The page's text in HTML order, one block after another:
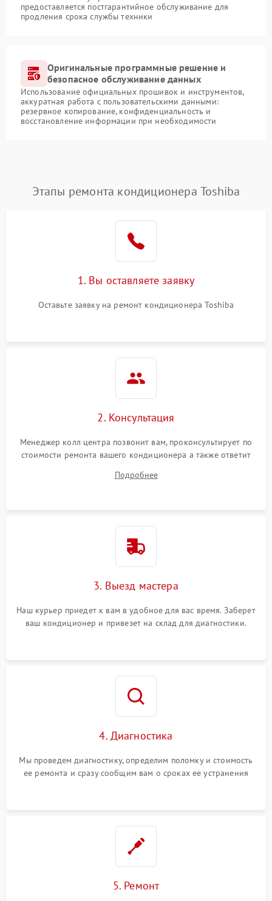
предоставляется постгарантийное обслуживание для
продления срока службы техники
Оригинальные программные решение и
безопасное обслуживание данных
Использование официальных прошивок и инструментов,
аккуратная работа с пользовательскими данными:
резервное копирование, конфиденциальность и
восстановление информации при необходимости
Этапы ремонта кондиционера Toshiba
1. Вы оставляете заявку
Оставьте заявку на ремонт кондиционера Toshiba
2. Консультация
Менеджер колл центра позвонит вам, проконсультирует по
стоимости ремонта вашего кондиционера а также ответит
Подробнее
3. Выезд мастера
Наш курьер приедет к вам в удобное для вас время. Заберет
ваш кондиционер и привезет на склад для диагностики.
4. Диагностика
Мы проведем диагностику, определим поломку и стоимость
ее ремонта и сразу сообщим вам о сроках ее устранения
5. Ремонт